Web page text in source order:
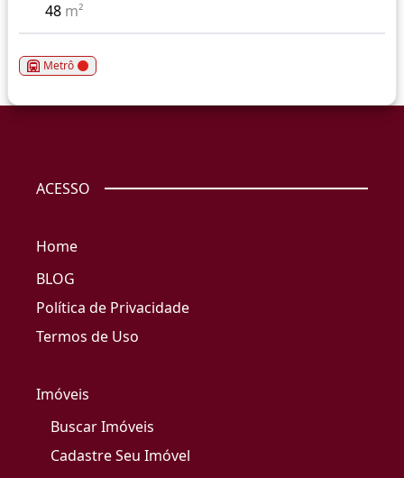
48 m²
Metrô
ACESSO
Home
BLOG
Política de Privacidade
Termos de Uso
Imóveis
Buscar Imóveis
Cadastre Seu Imóvel